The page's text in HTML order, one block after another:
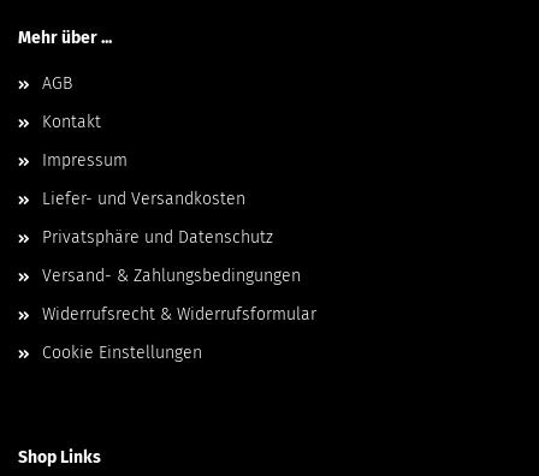
Mehr über ...
AGB
Kontakt
Impressum
Liefer- und Versandkosten
Privatsphäre und Datenschutz
Versand- & Zahlungsbedingungen
Widerrufsrecht & Widerrufsformular
Cookie Einstellungen
Shop Links